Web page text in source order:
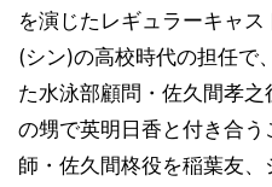
を演じたレギュラーキャ
(シン)の高校時代の担任で
た水泳部顧問・佐久間孝
の甥で英明日香と付き合
師・佐久間柊役を稲葉友